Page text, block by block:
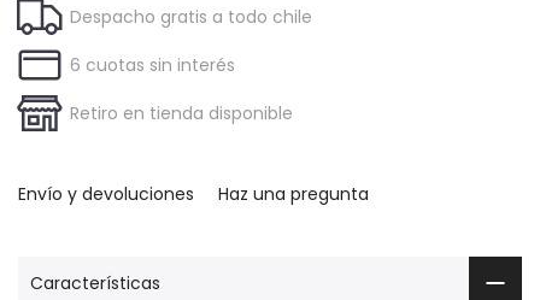
Despacho gratis a todo chile
6 cuotas sin interés
Retiro en tienda disponible
Envío y devoluciones Haz una pregunta
Características